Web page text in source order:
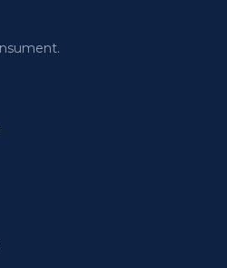
WOZ-
in
in